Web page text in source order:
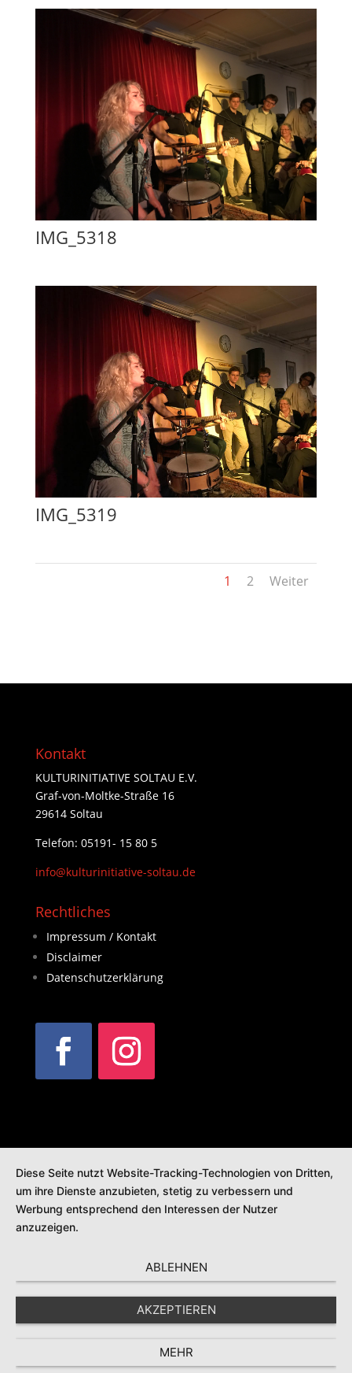
IMG_5318
IMG_5319
1 2 Weiter
Kontakt
KULTURINITIATIVE SOLTAU E.V.
Graf-von-Moltke-Straße 16
29614 Soltau
Telefon: 05191- 15 80 5
info@kulturinitiative-soltau.de
Rechtliches
Impressum / Kontakt
Disclaimer
Datenschutzerklärung
Diese Seite nutzt Website-Tracking-Technologien von Dritten,
um ihre Dienste anzubieten, stetig zu verbessern und
Werbung entsprechend den Interessen der Nutzer
anzuzeigen.
ABLEHNEN
AKZEPTIEREN
MEHR